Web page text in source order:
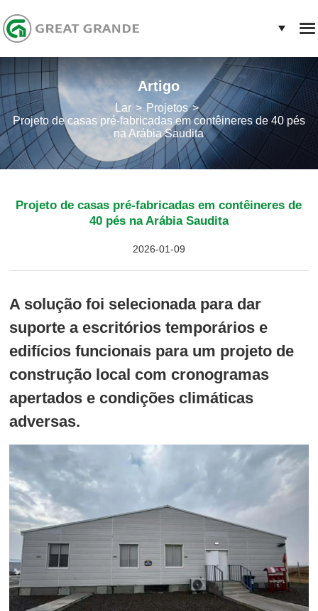
Artigo
Lar
Projetos
Projeto de casas pré-fabricadas em contêineres de 40 pés
na Arábia Saudita
Projeto de casas pré-fabricadas em contêineres de
40 pés na Arábia Saudita
2026-01-09
A solução foi selecionada para dar
suporte a escritórios temporários e
edifícios funcionais para um projeto de
construção local com cronogramas
apertados e condições climáticas
adversas.